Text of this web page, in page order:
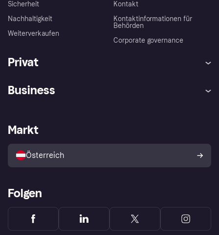
Sicherheit
Nachhaltigkeit
Weiterverkaufen
Kontakt
Kontaktinformationen für
Behörden
Corporate governance
Privat
Shops entdecken
Business
Händlerportal
Markt
Österreich
Folgen